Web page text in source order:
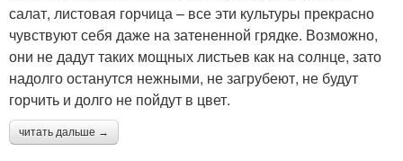
салат, листовая горчица – все эти культуры прекрасно
чувствуют себя даже на затененной грядке. Возможно,
они не дадут таких мощных листьев как на солнце, зато
надолго останутся нежными, не загрубеют, не будут
горчить и долго не пойдут в цвет.
читать дальше →